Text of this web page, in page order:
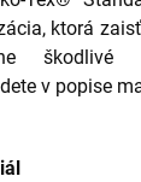
ktorá
v popise